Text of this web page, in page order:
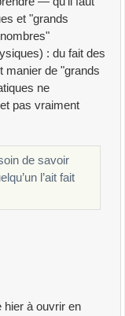
et "grands
: du fait des
manier de "grands
ne
pas vraiment
de savoir
l’ait fait
hier à ouvrir en